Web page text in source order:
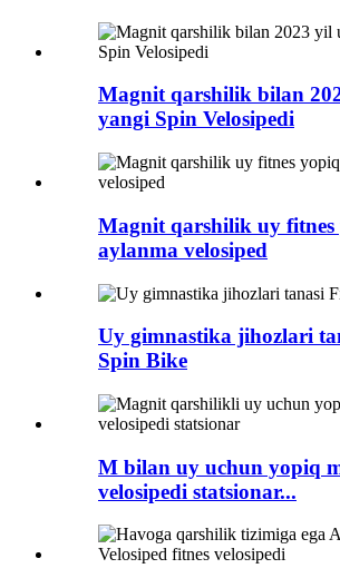
Magnit qarshilik bilan
yangi Spin Velosipedi
Magnit qarshilik uy fitnes
aylanma velosiped
Uy gimnastika jihozlari
Spin Bike
M bilan uy uchun yopiq
velosipedi statsionar...